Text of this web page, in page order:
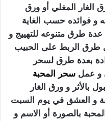
الغار المغلي أو ورق
و فوائده حسب الغاية
طرق متنوعه للتهييج و
الربط على الحبيب
بعدة طرق لسحر
و عمل سحر المحبة
بالأثر و ورق الغار
و العشق في يوم السبت
بالصورة أو الاسم و